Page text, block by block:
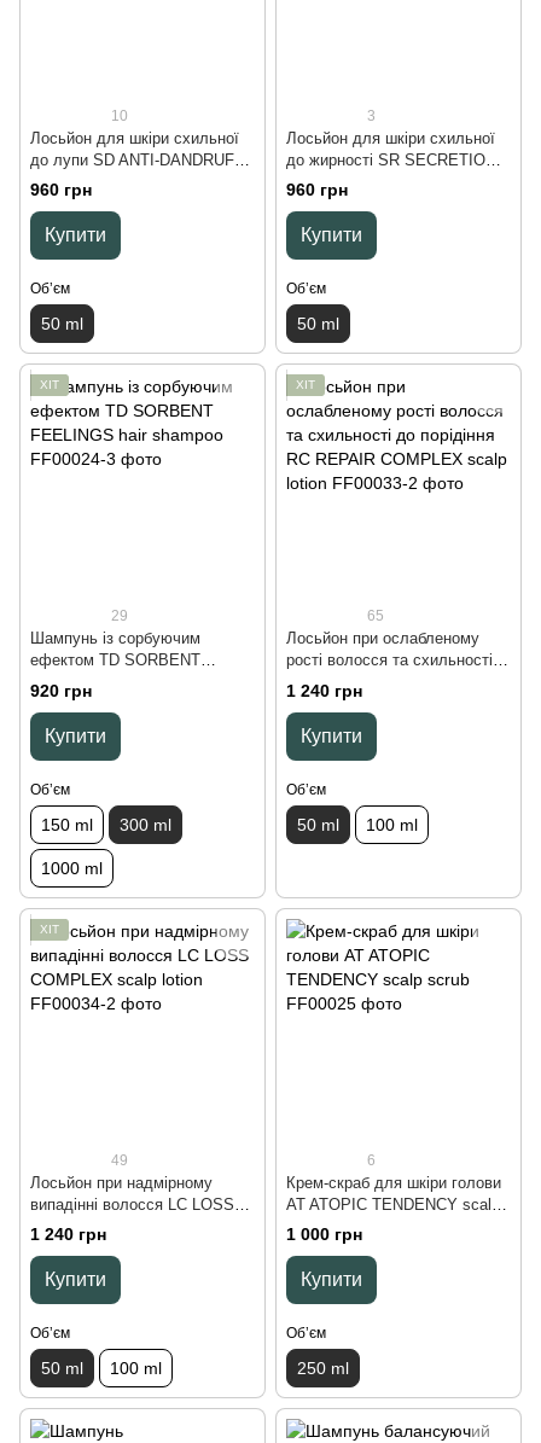
10
Лосьйон для шкіри схильної
до лупи SD ANTI-DANDRUFF
scalp lotion, 50 ml
960 грн
Купити
Обʼєм
50 ml
3
Лосьйон для шкіри схильної
до жирності SR SECRETION
REGULATION scalp lotion, 50
960 грн
Купити
Обʼєм
50 ml
ХІТ
29
Шампунь із сорбуючим
ефектом TD SORBENT
FEELINGS hair shampoo, 300
920 грн
Купити
Обʼєм
150 ml 300 ml
1000 ml
ХІТ
65
Лосьйон при ослабленому
рості волосся та схильності
до порідіння RC REPAIR
COMPLEX scalp lotion, 50 ml
1 240 грн
Купити
Обʼєм
50 ml 100 ml
ХІТ
49
Лосьйон при надмірному
випадінні волосся LC LOSS
COMPLEX scalp lotion, 50 ml
1 240 грн
Купити
Обʼєм
50 ml 100 ml
6
Крем-скраб для шкіри голови
AT ATOPIC TENDENCY scalp
scrub, 250 ml
1 000 грн
Купити
Обʼєм
250 ml